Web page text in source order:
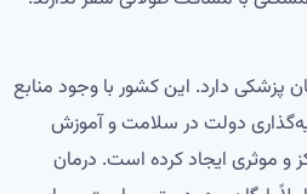
پزشکی دارد. این کشور با وجود منابع
دولت در سلامت و آموزش
موثری ایجاد کرده است. درمان